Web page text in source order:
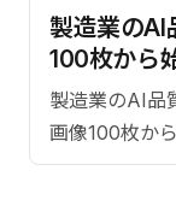
製造業のAI
100枚から
製造業のAI品
画像100枚か
費用対効果を